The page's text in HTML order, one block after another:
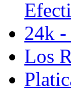
24k -
Los